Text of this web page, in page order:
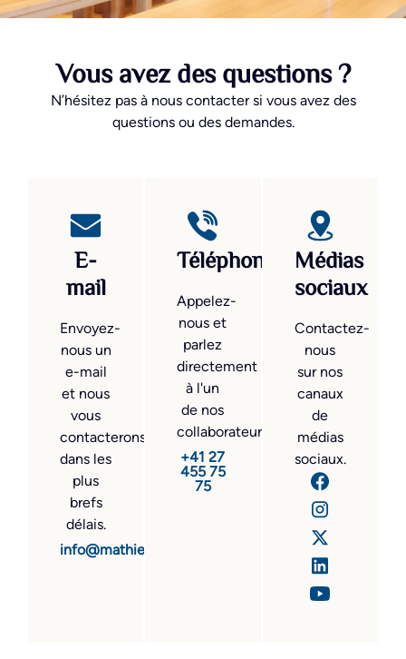
Vous avez des questions ?
N’hésitez pas à nous contacter si vous avez des
questions ou des demandes.
E-
mail
Envoyez-
nous un
e-mail
et nous
vous
contacterons
dans les
plus
brefs
délais.
info@mathier.com
Téléphone
Appelez-
nous et
parlez
directement
à l'un
de nos
collaborateurs.
+41 27
455 75
75
Médias
sociaux
Contactez-
nous
sur nos
canaux
de
médias
sociaux.